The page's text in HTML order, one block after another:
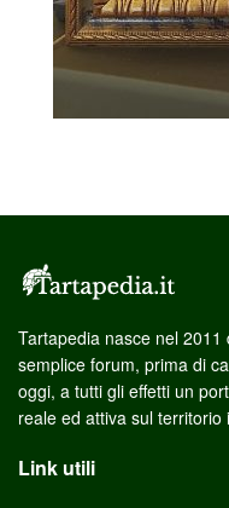
Tartapedia nasce nel 2011
semplice forum, prima di
oggi, a tutti gli effetti un
reale ed attiva sul territorio
Link utili